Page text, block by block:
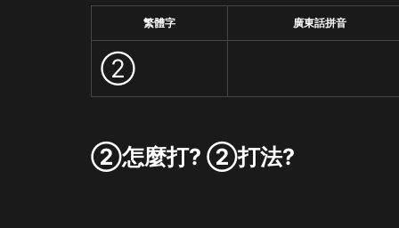
繁體字 廣東話拼音
②
②怎麼打? ②打法?